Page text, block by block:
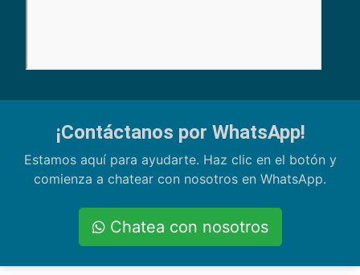
¡Contáctanos por WhatsApp!
Estamos aquí para ayudarte. Haz clic en el botón y
comienza a chatear con nosotros en WhatsApp.
Chatea con nosotros